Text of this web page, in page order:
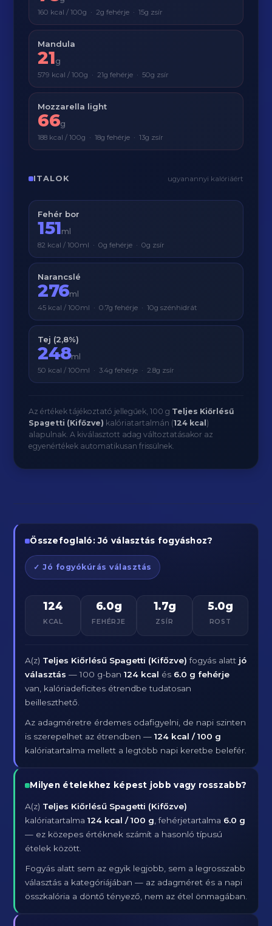
160 kcal / 100g · 2g fehérje · 15g zsír
Mandula
21g
579 kcal / 100g · 21g fehérje · 50g zsír
Mozzarella light
66g
188 kcal / 100g · 18g fehérje · 13g zsír
ITALOK ugyanannyi kalóriáért
Fehér bor
151ml
82 kcal / 100ml · 0g fehérje · 0g zsír
Narancslé
276ml
45 kcal / 100ml · 0.7g fehérje · 10g szénhidrát
Tej (2,8%)
248ml
50 kcal / 100ml · 3.4g fehérje · 2.8g zsír
Az értékek tájékoztató jellegűek, 100 g Teljes Kiőrlésű
Spagetti (Kifőzve) kalóriatartalmán (124 kcal )
alapulnak. A kiválasztott adag változtatásakor az
egyenértékek automatikusan frissülnek.
Összefoglaló: Jó választás fogyáshoz?
✓ Jó fogyókúrás választás
124
KCAL
6.0g
FEHÉRJE
1.7g
ZSÍR
5.0g
ROST
A(z) Teljes Kiőrlésű Spagetti (Kifőzve) fogyás alatt jó
választás — 100 g-ban124 kcal és 6.0 g fehérje
van, kalóriadeficites étrendbe tudatosan
beilleszthető.
Az adagméretre érdemes odafigyelni, de napi szinten
is szerepelhet az étrendben —124 kcal / 100 g
kalóriatartalma mellett a legtöbb napi keretbe belefér.
Milyen ételekhez képest jobb vagy rosszabb?
A(z) Teljes Kiőrlésű Spagetti (Kifőzve)
kalóriatartalma124 kcal / 100 g , fehérjetartalma 6.0 g
— ez közepes értéknek számít a hasonló típusú
ételek között.
Fogyás alatt sem az egyik legjobb, sem a legrosszabb
választás a kategóriájában — az adagméret és a napi
összkalória a döntő tényező, nem az étel önmagában.